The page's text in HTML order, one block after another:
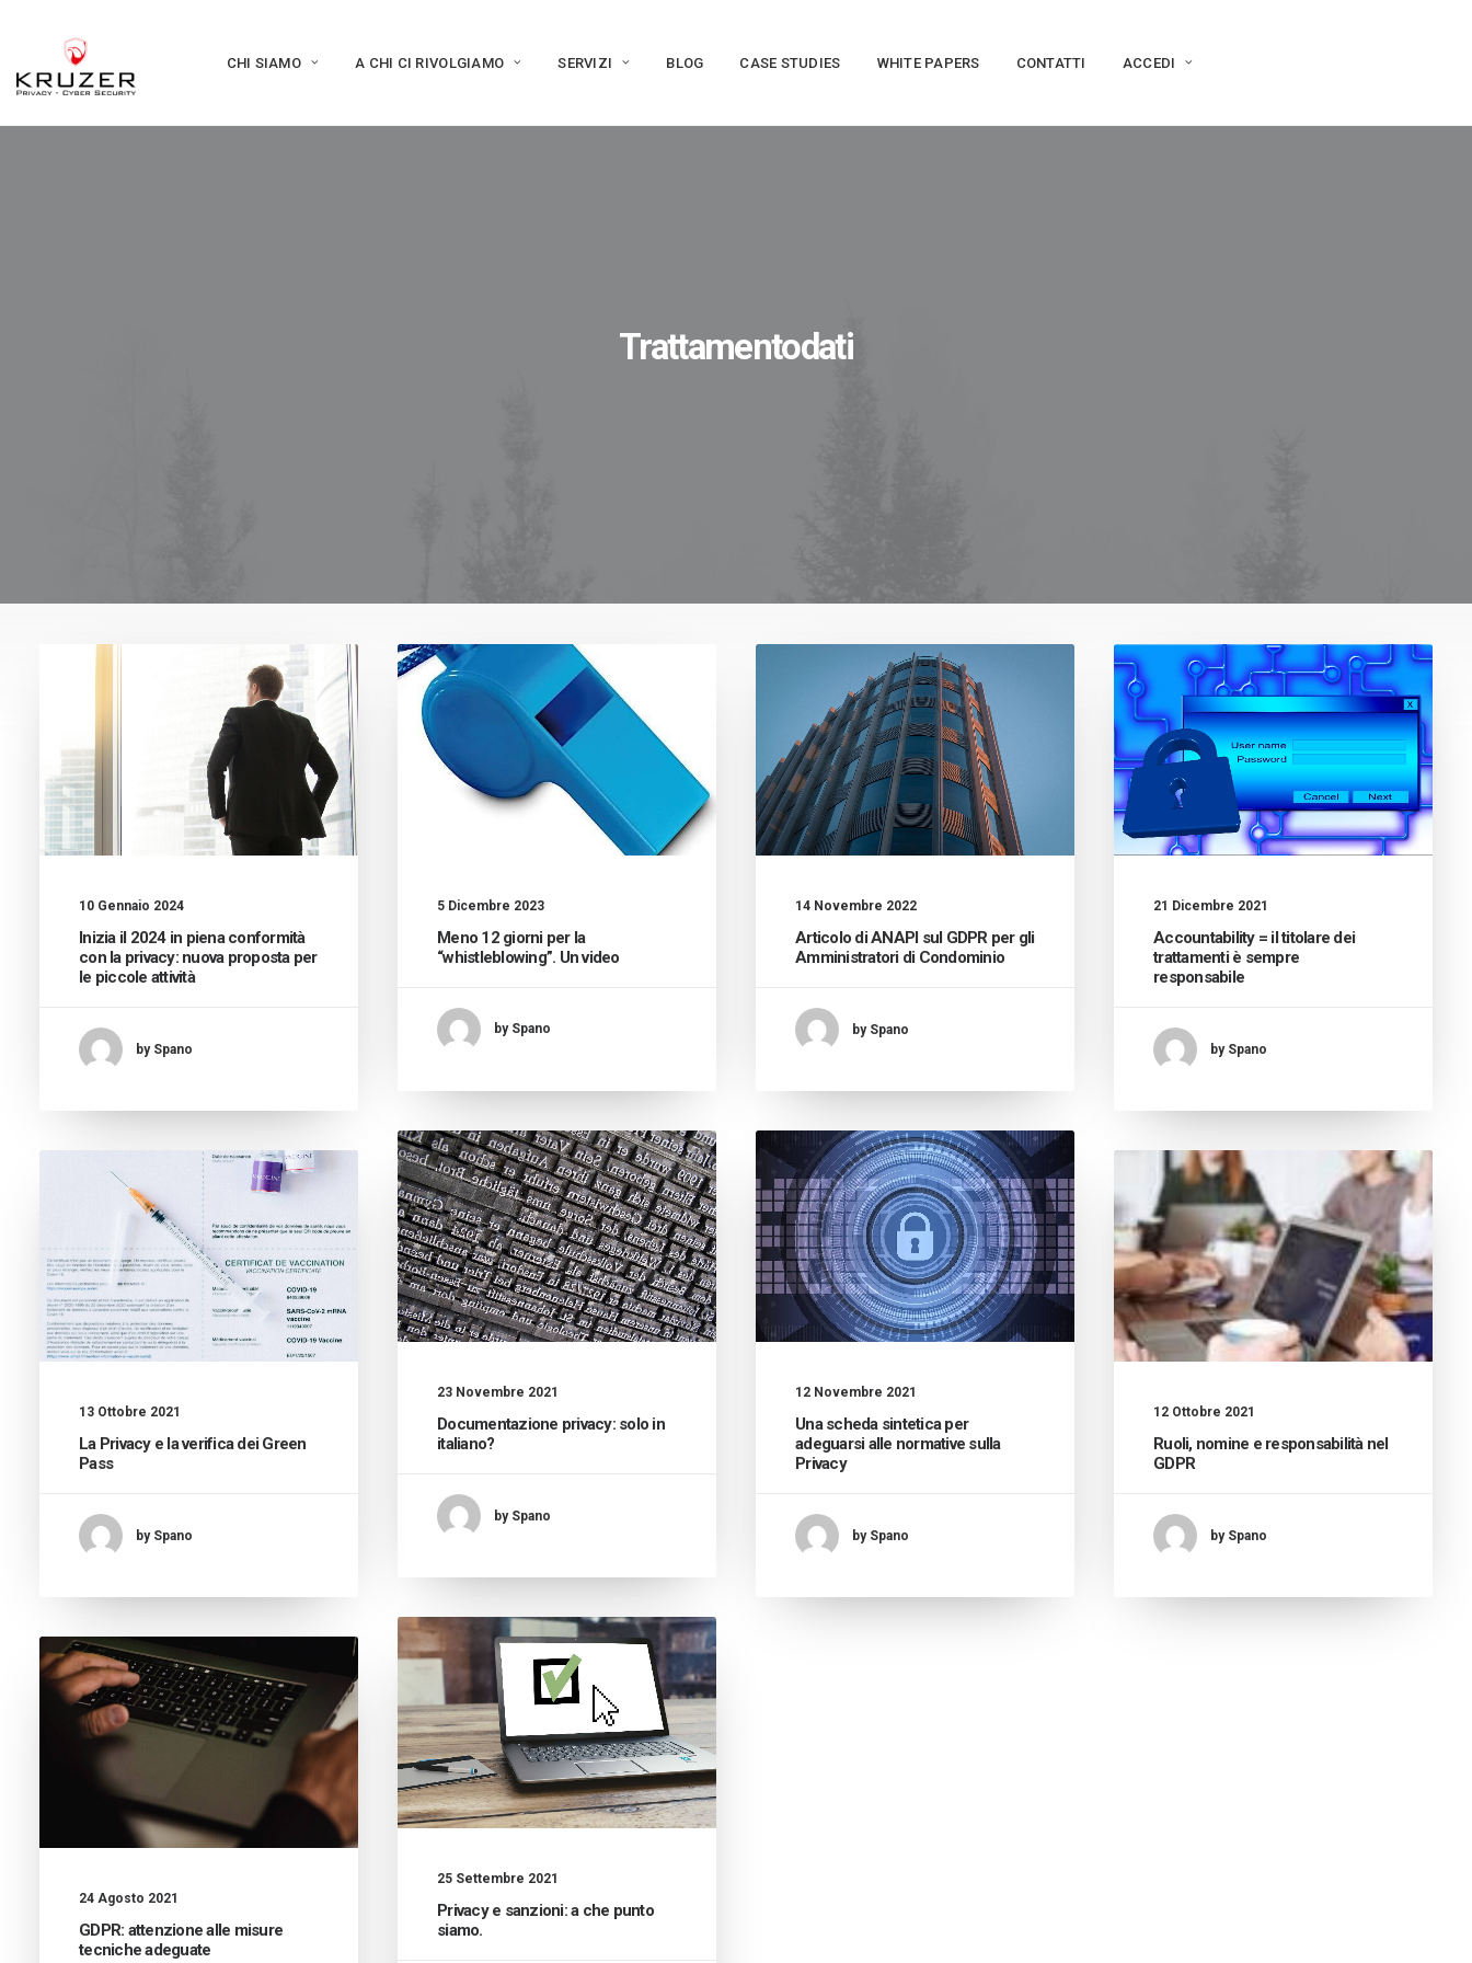
CHI SIAMO A CHI CI RIVOLGIAMO SERVIZI BLOG CASE STUDIES WHITE PAPERS CONTATTI ACCEDI
Trattamentodati
10 Gennaio 2024
Inizia il 2024 in piena conformità
con la privacy: nuova proposta per
le piccole attività
by Spano
5 Dicembre 2023
Meno 12 giorni per la
“whistleblowing”. Un video
by Spano
14 Novembre 2022
Articolo di ANAPI sul GDPR per gli
Amministratori di Condominio
by Spano
21 Dicembre 2021
Accountability = il titolare dei
trattamenti è sempre
responsabile
by Spano
23 Novembre 2021
Documentazione privacy: solo in
italiano?
by Spano
12 Novembre 2021
Una scheda sintetica per
adeguarsi alle normative sulla
Privacy
by Spano
13 Ottobre 2021
La Privacy e la verifica dei Green
Pass
by Spano
12 Ottobre 2021
Ruoli, nomine e responsabilità nel
GDPR
by Spano
25 Settembre 2021
Privacy e sanzioni: a che punto
siamo.
24 Agosto 2021
GDPR: attenzione alle misure
tecniche adeguate